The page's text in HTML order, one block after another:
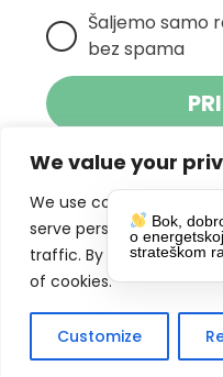
We value your
We use cookies to
serve personalized ads
traffic. By clicking
of cookies.
Customize
Šaljemo samo
bez spama
Klikom na gumb
primanje novosti
slažete s Bok,
o
strateškom